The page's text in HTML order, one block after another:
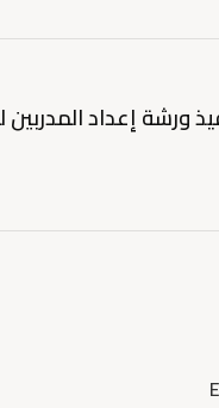
ورشة إعداد المدربين